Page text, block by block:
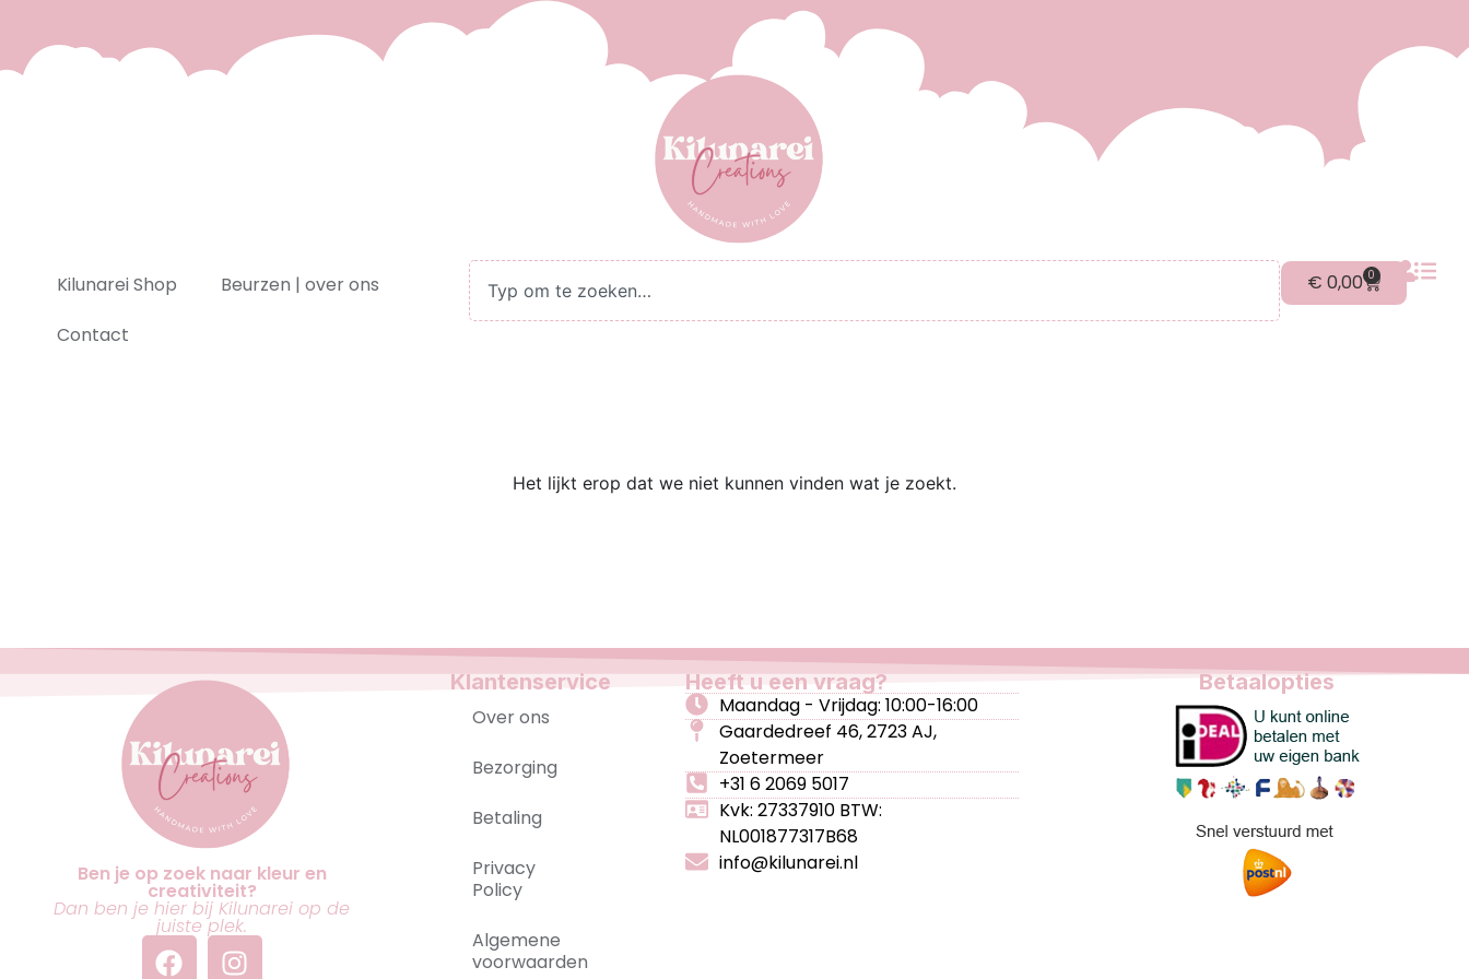
Kilunarei Shop
Beurzen | over ons
Contact
€ 0,00 0
Het lijkt erop dat we niet kunnen vinden wat je zoekt.
Ben je op zoek naar kleur en
creativiteit?
Dan ben je hier bij Kilunarei op de
juiste plek.
Klantenservice
Over ons
Bezorging
Betaling
Privacy
Policy
Algemene
voorwaarden
Heeft u een vraag?
Maandag - Vrijdag: 10:00-16:00
Gaardedreef 46, 2723 AJ,
Zoetermeer
+31 6 2069 5017
Kvk: 27337910 BTW:
NL001877317B68
info@kilunarei.nl
Betaalopties